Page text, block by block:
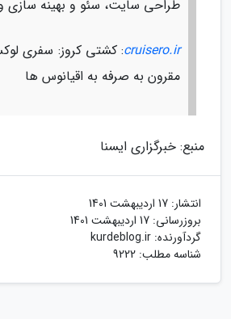
طراحی سایت، سئو و بهینه سازی
cruisero.ir: کشتی کروز: سفری
مقرون به صرفه به اقیانوس ها
منبع: خبرگزاری ایسنا
انتشار: 17 اردیبهشت 1401
بروزرسانی: 17 اردیبهشت 1401
گردآورنده: kurdeblog.ir
شناسه مطلب: 9222